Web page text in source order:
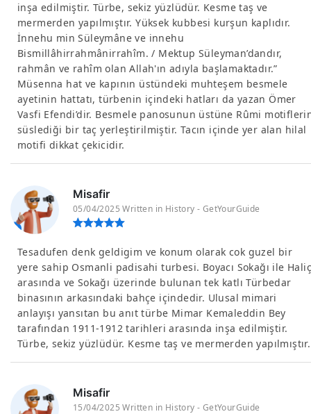
inşa edilmiştir. Türbe, sekiz yüzlüdür. Kesme taş ve
mermerden yapılmıştır. Yüksek kubbesi kurşun kaplıdır.
İnnehu min Süleymâne ve innehu
Bismillâhirrahmânirrahîm. / Mektup Süleyman’dandır,
rahmân ve rahîm olan Allah'ın adıyla başlamaktadır.”
Müsenna hat ve kapının üstündeki muhteşem besmele
ayetinin hattatı, türbenin içindeki hatları da yazan Ömer
Vasfi Efendi’dir. Besmele panosunun üstüne Rûmi
süslediği bir taç yerleştirilmiştir. Tacın içinde yer alan hilal
motifi dikkat çekicidir.
Misafir
05/04/2025 Written in History - GetYourGuide
Tesadufen denk geldigim ve konum olarak cok guzel bir
yere sahip Osmanli padisahi turbesi. Boyacı Sokağı ile Haliç
arasında ve Sokağı üzerinde bulunan tek katlı Türbedar
binasının arkasındaki bahçe içindedir. Ulusal mimari
anlayışı yansıtan bu anıt türbe Mimar Kemaleddin Bey
tarafından 1911-1912 tarihleri arasında inşa edilmiştir.
Türbe, sekiz yüzlüdür. Kesme taş ve mermerden yapılmıştır.
Misafir
15/04/2025 Written in History - GetYourGuide